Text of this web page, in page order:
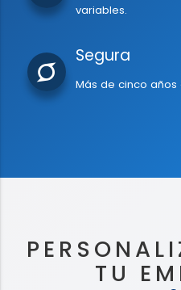
variables.
Segura
Más de cinco
TU